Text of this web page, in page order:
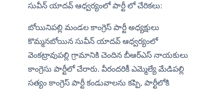
సువీన్ యాదవ్ ఆధ్వర్యంలో పార్టీ లో చేరికలు:
బోయినిపల్లి మండల కాంగ్రెస్ పార్టీ అధ్యక్షులు
కొమ్మనబోయిన సువీన్ యాదవ్ ఆధ్వర్యంలో
వెంకట్రావుపల్లి గ్రామానికి చెందిన బీఆర్ఎస్ నాయకులు
కాంగ్రెసు పార్టీలో చేరారు. వీరందరికీ ఎమ్మెల్యే మేడిపల్లి
సత్యం కాంగ్రెస్ పార్టీ కండువాలను కప్పి, పార్టీలోకి